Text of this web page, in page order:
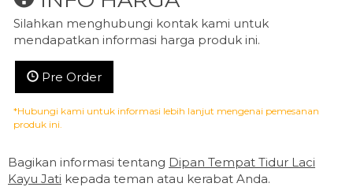
Silahkan menghubungi kontak kami untuk
mendapatkan informasi harga produk ini.
Pre Order
*Hubungi kami untuk informasi lebih lanjut mengenai pemesanan
produk ini.
Bagikan informasi tentang Dipan Tempat Tidur Laci
Kayu Jati kepada teman atau kerabat Anda.